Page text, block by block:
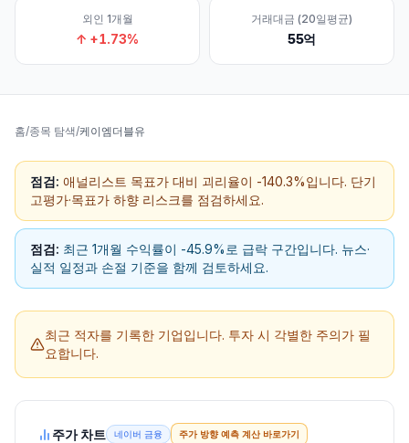
외인 1개월
↑ +1.73%
거래대금 (20일평균)
55억
홈/종목 탐색/케이엠더블유
점검: 애널리스트 목표가 대비 괴리율이 -140.3%입니다. 단기
고평가·목표가 하향 리스크를 점검하세요.
점검: 최근 1개월 수익률이 -45.9%로 급락 구간입니다. 뉴스·
실적 일정과 손절 기준을 함께 검토하세요.
최근 적자를 기록한 기업입니다. 투자 시 각별한 주의가 필
요합니다.
주가 차트 네이버 금융 주가 방향 예측 계산 바로가기